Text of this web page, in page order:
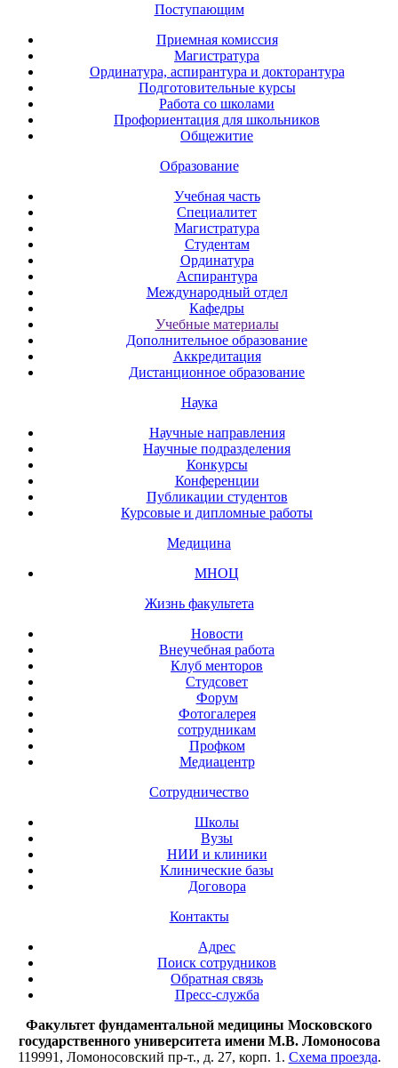
Поступающим
Приемная комиссия
Магистратура
Ординатура, аспирантура и докторантура
Подготовительные курсы
Работа со школами
Профориентация для школьников
Общежитие
Образование
Учебная часть
Специалитет
Магистратура
Студентам
Ординатура
Аспирантура
Международный отдел
Кафедры
Учебные материалы
Дополнительное образование
Аккредитация
Дистанционное образование
Наука
Научные направления
Научные подразделения
Конкурсы
Конференции
Публикации студентов
Курсовые и дипломные работы
Медицина
МНОЦ
Жизнь факультета
Новости
Внеучебная работа
Клуб менторов
Студсовет
Форум
Фотогалерея
сотрудникам
Профком
Медиацентр
Сотрудничество
Школы
Вузы
НИИ и клиники
Клинические базы
Договора
Контакты
Адрес
Поиск сотрудников
Обратная связь
Пресс-служба
Факультет фундаментальной медицины Московского
государственного университета имени М.В. Ломоносова
119991, Ломоносовский пр-т., д. 27, корп. 1. Схема проезда.